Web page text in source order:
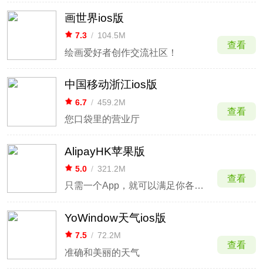
画世界ios版
7.3 / 104.5M
绘画爱好者创作交流社区！
查看
中国移动浙江ios版
6.7 / 459.2M
您口袋里的营业厅
查看
AlipayHK苹果版
5.0 / 321.2M
只需一个App，就可以满足你各种支付、优惠和生活所需。
查看
YoWindow天气ios版
7.5 / 72.2M
准确和美丽的天气
查看